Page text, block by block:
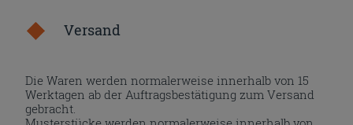
Versand
Die Waren werden normalerweise innerhalb von 15
Werktagen ab der Auftragsbestätigung zum Versand
gebracht.